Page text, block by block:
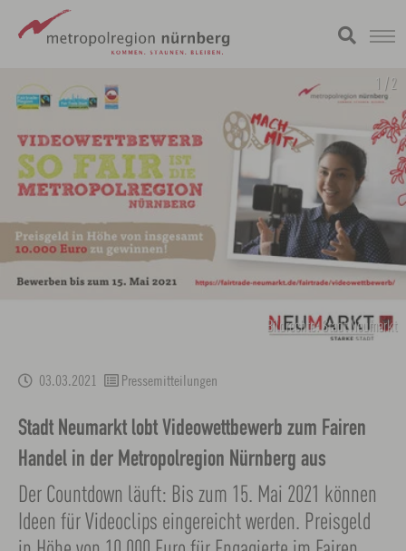
Zum
Hauptinhalt
springen
metropolregion
Bildrechte: Stadt Neumarkt
1 / 2
03.03.2021 Pressemitteilungen
Stadt Neumarkt lobt Videowettbewerb zum Fairen
Handel in der Metropolregion Nürnberg aus
Der Countdown läuft: Bis zum 15. Mai 2021 können
Ideen für Videoclips eingereicht werden. Preisgeld